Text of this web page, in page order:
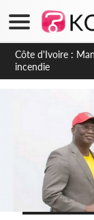
Côte d'Ivoire :
transformée en
dépigmentants